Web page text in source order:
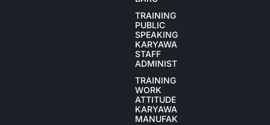
TRAINING
PUBLIC
SPEAKING
KARYAWAN
STAFF
ADMINISTRASI
TRAINING
WORK
ATTITUDE
KARYAWAN
MANUFAKTUR